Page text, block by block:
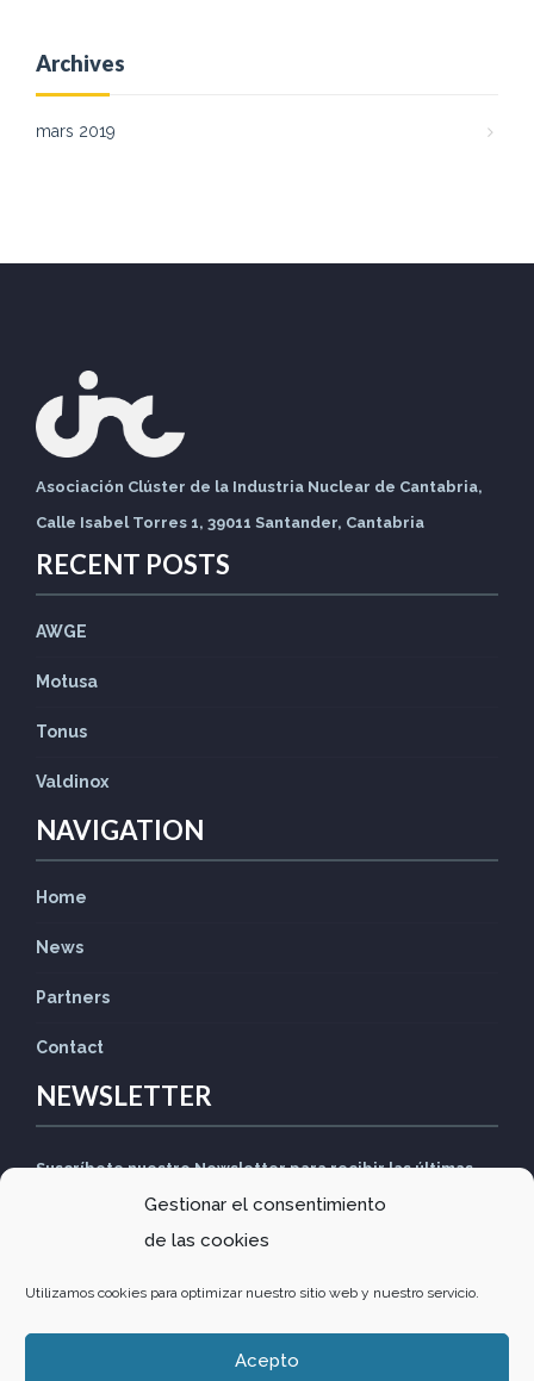
Gestionar el consentimiento
de las cookies
Utilizamos cookies para optimizar nuestro sitio web y nuestro servicio.
Acepto
Archives
mars 2019
Asociación Clúster de la Industria Nuclear de Cantabria,
Calle Isabel Torres 1, 39011 Santander, Cantabria
RECENT POSTS
AWGE
Motusa
Tonus
Valdinox
NAVIGATION
Home
News
Partners
Contact
NEWSLETTER
Suscríbete nuestro Newsletter para recibir las últimas